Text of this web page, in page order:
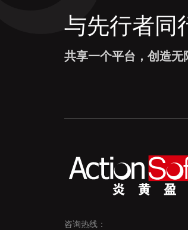
与先行者同
共享一个平台，创造无
咨询热线：